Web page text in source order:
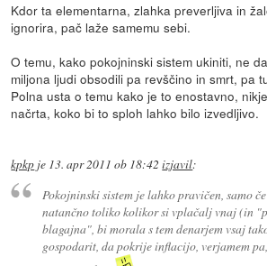
Kdor ta elementarna, zlahka preverljiva in
ignorira, pač laže samemu sebi.
O temu, kako pokojninski sistem ukiniti, ne
miljona ljudi obsodili pa revščino in smrt, pa
Polna usta o temu kako je to enostavno,
načrta, koko bi to sploh lahko bilo izvedljivo.
kpkp je 13. apr 2011 ob 18:42 izjavil:
Pokojninski sistem je lahko pravičen, samo
natančno toliko kolikor si vplačalj vnaj (in
blagajna", bi morala s tem denarjem vsaj
gospodarit, da pokrije inflacijo, verjamem